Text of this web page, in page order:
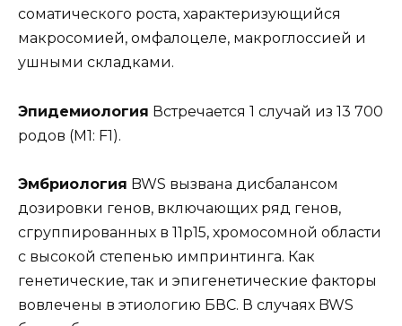
соматического роста, характеризующийся
макросомией, омфалоцеле, макроглоссией и
ушными складками.
Эпидемиология Встречается 1 случай из 13 700
родов (M1: F1).
Эмбриология BWS вызвана дисбалансом
дозировки генов, включающих ряд генов,
сгруппированных в 11p15, хромосомной области
с высокой степенью импринтинга. Как
генетические, так и эпигенетические факторы
вовлечены в этиологию БВС. В случаях BWS